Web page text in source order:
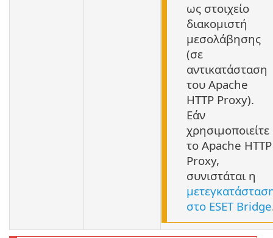
ως στοιχείο
διακομιστή
μεσολάβησης
(σε
αντικατάσταση
του Apache
HTTP Proxy).
Εάν
χρησιμοποιείτε
το Apache HTTP
Proxy,
συνιστάται η
στο ESET Bridge